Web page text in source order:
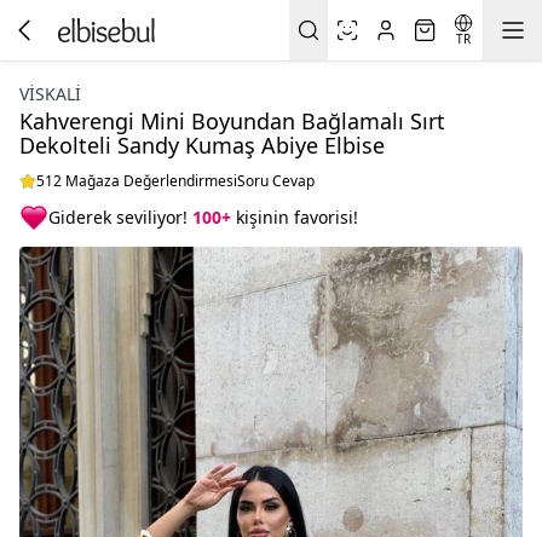
TR
VİSKALİ
Kahverengi Mini Boyundan Bağlamalı Sırt
Dekolteli Sandy Kumaş Abiye Elbise
512 Mağaza DeğerlendirmesiSoru Cevap
Giderek seviliyor! 100+ kişinin favorisi!